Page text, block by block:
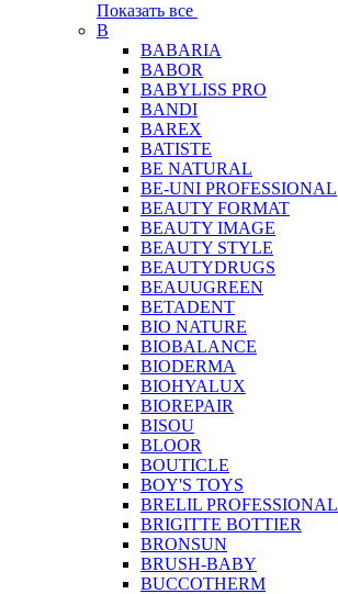
Показать все
B
BABARIA
BABOR
BABYLISS PRO
BANDI
BAREX
BATISTE
BE NATURAL
BE-UNI PROFESSIONAL
BEAUTY FORMAT
BEAUTY IMAGE
BEAUTY STYLE
BEAUTYDRUGS
BEAUUGREEN
BETADENT
BIO NATURE
BIOBALANCE
BIODERMA
BIOHYALUX
BIOREPAIR
BISOU
BLOOR
BOUTICLE
BOY'S TOYS
BRELIL PROFESSIONAL
BRIGITTE BOTTIER
BRONSUN
BRUSH-BABY
BUCCOTHERM